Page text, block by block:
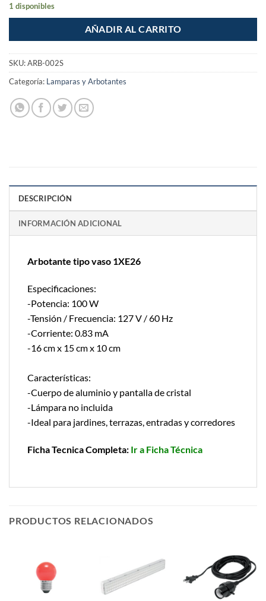
1 disponibles
AÑADIR AL CARRITO
SKU:ARB-002S
Categoría: Lamparas y Arbotantes
DESCRIPCIÓN
INFORMACIÓN ADICIONAL
Arbotante tipo vaso 1XE26
Especificaciones:
-Potencia: 100 W
-Tensión / Frecuencia: 127 V / 60 Hz
-Corriente: 0.83 mA
-16 cm x 15 cm x 10 cm
Características:
-Cuerpo de aluminio y pantalla de cristal
-Lámpara no incluida
-Ideal para jardines, terrazas, entradas y corredores
Ficha Tecnica Completa: Ir a Ficha Técnica
PRODUCTOS RELACIONADOS